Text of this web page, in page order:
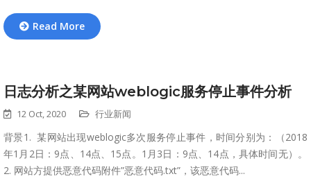
Read More
日志分析之某网站weblogic服务停止事件分析
12 Oct, 2020 行业新闻
背景1. 某网站出现weblogic多次服务停止事件，时间分别为：（2018
年1月2日：9点、14点、15点。1月3日：9点、14点，具体时间无）。
2. 网站方提供恶意代码附件”恶意代码.txt”，该恶意代码...